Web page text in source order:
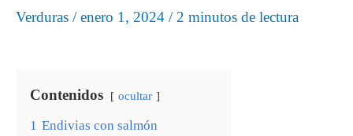
Verduras /enero 1, 2024 / 2 minutos de lectura
Contenidos ocultar
1 Endivias con salmón